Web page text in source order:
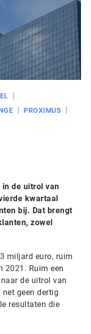
PROXIMUS
de uitrol van
kwartaal
bij. Dat brengt
zowel
miljard euro, ruim
2021. Ruim een
de uitrol van
geen dertig
resultaten die